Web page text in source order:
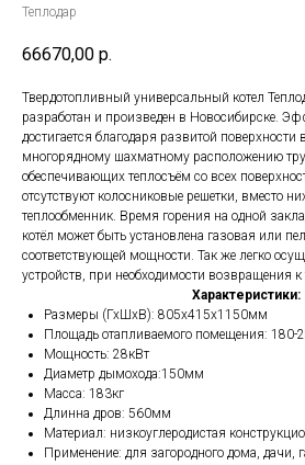
Теплодар
66670,00 р.
Твердотопливный универсальный котел
разработан и произведен в Новосибирске.
достигается благодаря развитой
многорядному шахматному расположению
обеспечивающих теплосъём со всех
отсутствуют колосниковые решетки, вместо
теплообменник. Время горения на одной
котёл может быть установлена газовая или
соответствующей мощности. Так же легко
устройств, при необходимости возвращения к
Характеристики:
Размеры (ГхШхВ): 805х415х1150мм
Площадь отапливаемого помещения: 180-
Мощность: 28кВт
Диаметр дымохода:150мм
Масса: 183кг
Длинна дров: 560мм
Материал: низкоуглеродистая
Применение: для загородного дома, дачи,